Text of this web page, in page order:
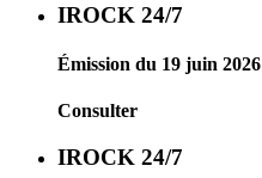
IROCK 24/7
Émission du 19 juin 2026
Consulter
IROCK 24/7